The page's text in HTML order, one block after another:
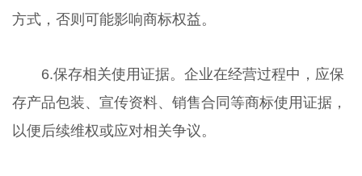
方式，否则可能影响商标权益。
6.保存相关使用证据。企业在经营过程中，应保
存产品包装、宣传资料、销售合同等商标使用证据，
以便后续维权或应对相关争议。